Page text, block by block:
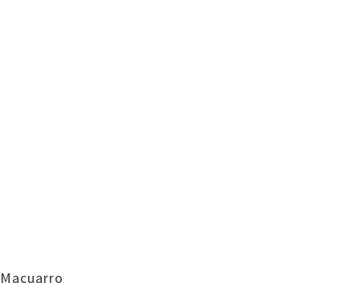
Macuarro